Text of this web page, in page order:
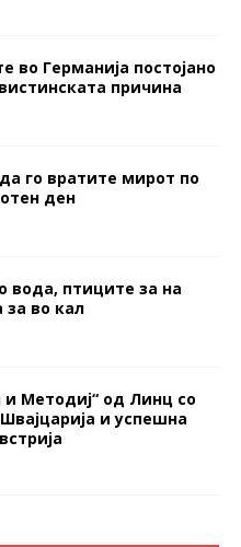
во Германија постојано
причина
го вратите мирот по
ден
вода, птиците за на
во кал
и Методиј“ од Линц со
и успешна